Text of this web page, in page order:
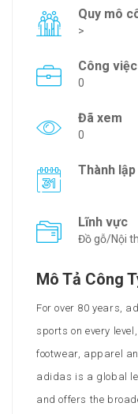
Quy mô
>
Công
0
Đã xem
0
Thành lập
Lĩnh vực
Đồ gỗ/Nội
Mô Tả Công
For over 80 years,
sports on every
footwear, apparel
adidas is a global
and offers the